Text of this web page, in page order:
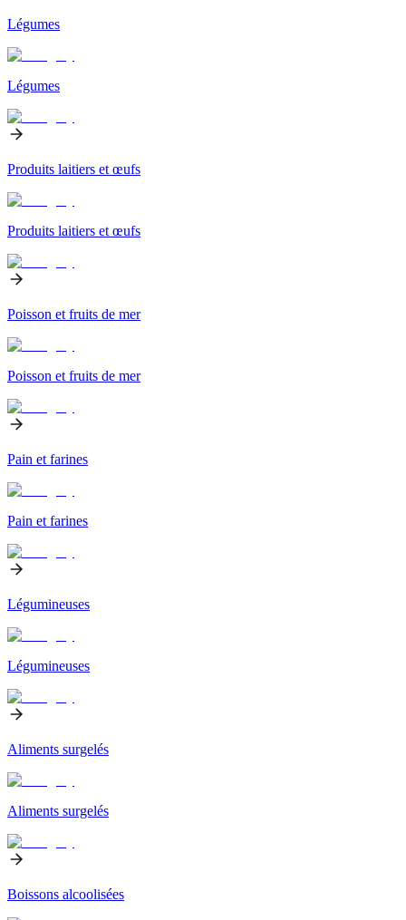
Légumes
Légumes
Produits laitiers et œufs
Produits laitiers et œufs
Poisson et fruits de mer
Poisson et fruits de mer
Pain et farines
Pain et farines
Légumineuses
Légumineuses
Aliments surgelés
Aliments surgelés
Boissons alcoolisées